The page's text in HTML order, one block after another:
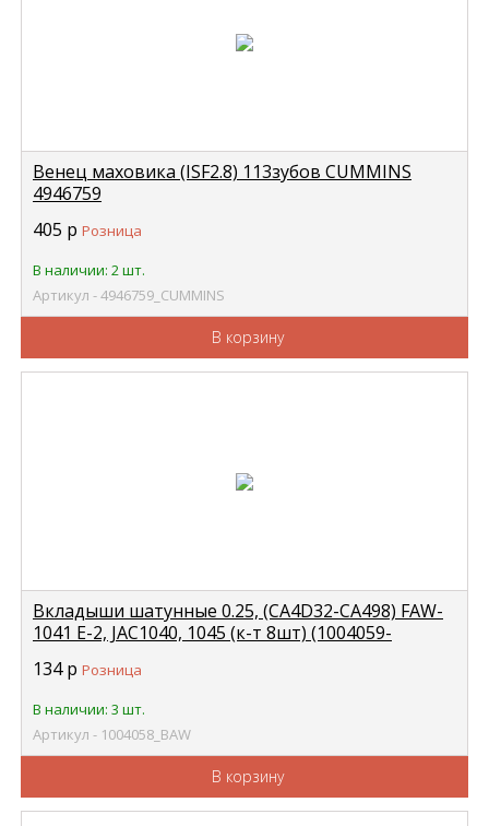
Венец маховика (ISF2.8) 113зубов CUMMINS
4946759
405 р Розница
В наличии: 2 шт.
Артикул - 4946759_CUMMINS
В корзину
Вкладыши шатунные 0.25, (CA4D32-CA498) FAW-
1041 Е-2, JAC1040, 1045 (к-т 8шт) (1004059-
134р Розница
В наличии: 3 шт.
Артикул - 1004058_BAW
В корзину